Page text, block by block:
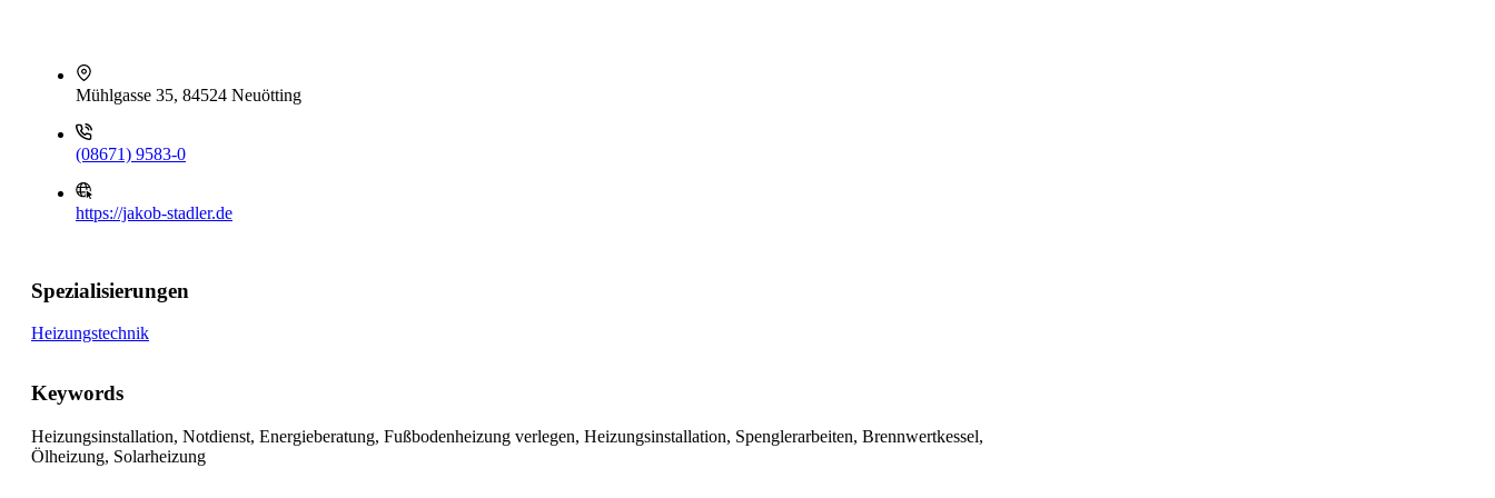
Mühlgasse 35, 84524 Neuötting
(08671) 9583-0
https://jakob-stadler.de
Spezialisierungen
Heizungstechnik
Keywords
Heizungsinstallation, Notdienst, Energieberatung, Fußbodenheizung verlegen, Heizungsinstallation, Spenglerarbeiten, Brennwertkessel,
Ölheizung, Solarheizung